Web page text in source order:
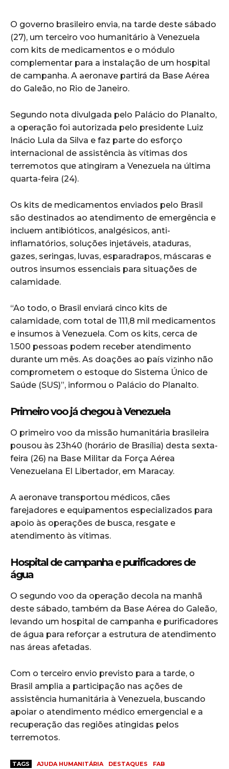
O governo brasileiro envia, na tarde deste sábado
(27), um terceiro voo humanitário à Venezuela
com kits de medicamentos e o módulo
complementar para a instalação de um hospital
de campanha. A aeronave partirá da Base Aérea
do Galeão, no Rio de Janeiro.
Segundo nota divulgada pelo Palácio do Planalto,
a operação foi autorizada pelo presidente Luiz
Inácio Lula da Silva e faz parte do esforço
internacional de assistência às vítimas dos
terremotos que atingiram a Venezuela na última
quarta-feira (24).
Os kits de medicamentos enviados pelo Brasil
são destinados ao atendimento de emergência e
incluem antibióticos, analgésicos, anti-
inflamatórios, soluções injetáveis, ataduras,
gazes, seringas, luvas, esparadrapos, máscaras e
outros insumos essenciais para situações de
calamidade.
“Ao todo, o Brasil enviará cinco kits de
calamidade, com total de 111,8 mil medicamentos
e insumos à Venezuela. Com os kits, cerca de
1.500 pessoas podem receber atendimento
durante um mês. As doações ao país vizinho não
comprometem o estoque do Sistema Único de
Saúde (SUS)”, informou o Palácio do Planalto.
Primeiro voo já chegou à Venezuela
O primeiro voo da missão humanitária brasileira
pousou às 23h40 (horário de Brasília) desta sexta-
feira (26) na Base Militar da Força Aérea
Venezuelana El Libertador, em Maracay.
A aeronave transportou médicos, cães
farejadores e equipamentos especializados para
apoio às operações de busca, resgate e
atendimento às vítimas.
Hospital de campanha e purificadores de
água
O segundo voo da operação decola na manhã
deste sábado, também da Base Aérea do Galeão,
levando um hospital de campanha e purificadores
de água para reforçar a estrutura de atendimento
nas áreas afetadas.
Com o terceiro envio previsto para a tarde, o
Brasil amplia a participação nas ações de
assistência humanitária à Venezuela, buscando
apoiar o atendimento médico emergencial e a
recuperação das regiões atingidas pelos
terremotos.
TAGS AJUDA HUMANITÁRIA DESTAQUES FAB